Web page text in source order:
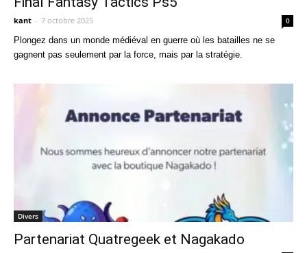
kant - 7 octobre 2025 0
Plongez dans un monde médiéval en guerre où les batailles ne se
gagnent pas seulement par la force, mais par la stratégie.
Divers
Partenariat Quatregeek et Nagakado